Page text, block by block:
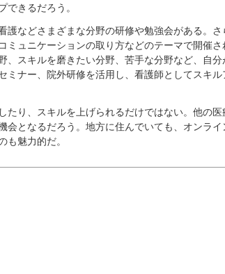
できるだろう。
護などさまざまな分野の研修や勉強会がある。さ
ミュニケーションの取り方などのテーマで開催
、スキルを磨きたい分野、苦手な分野など、自分
ミナー、院外研修を活用し、看護師としてスキ
たり、スキルを上げられるだけではない。他の
会となるだろう。地方に住んでいても、オンラ
も魅力的だ。